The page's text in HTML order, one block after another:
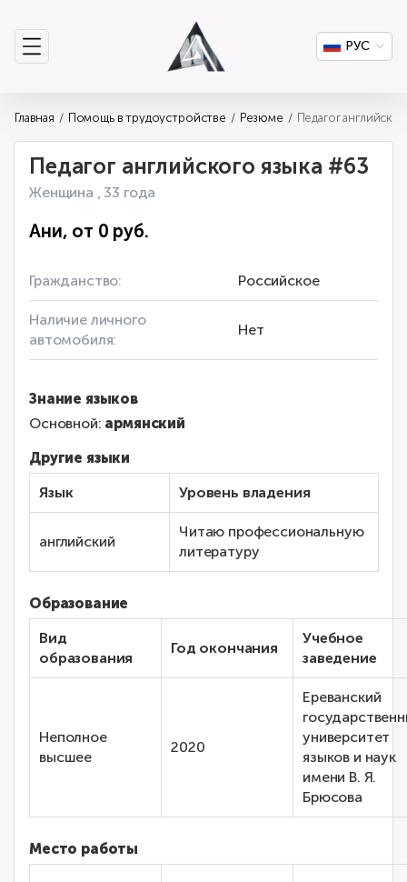
РУС
Главная Помощь в трудоустройстве Резюме
Педагог английского языка #63
Женщина , 33 года
Ани, от 0 руб.
Гражданство: Российское
Наличие личного
автомобиля:
Нет
Знание языков
Основной: армянский
Другие языки
Язык
Уровень владения
английский
Читаю профессиональную
литературу
Образование
Вид
образования
Год окончания
Учебное
заведение
Неполное
высшее
2020
Ереванский
университет
языков и наук
имени В. Я.
Брюсова
Место работы